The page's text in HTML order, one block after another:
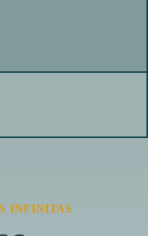
INFINITAS